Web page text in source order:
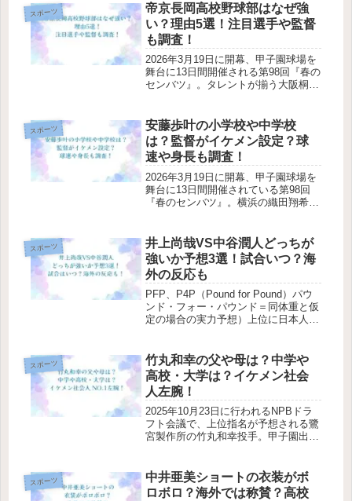
スポーツ
帝京長岡高校野球部はなぜ強
い？理由5選！注目選手や監督
も調査！
2026年3月19日に開幕、甲子園球場を
舞台に13日間開催される第98回『春の
センバツ』。タレントが揃う大阪桐
覇を目指す横浜など優勝候補がそろう
中、注目は北信越大会を制し...
スポーツ
安藤歩叶の小学校や中学校
は？監督がイケメン設定？球
速や身長も調査！
2026年3月19日に開幕、甲子園球場を
舞台に13日間開催されている第98回
『春のセンバツ』。横浜の織田翔希投
評判の高かった選手がつまづく中、注
目は名門・中京大中京の安藤...
スポーツ
井上尚哉VS中谷潤人どっちが
強いか予想3選！試合いつ？海
外の反応も
PFP、P4P（Pound for Pound）パウ
ンド・フォー・パウンド＝同体重と仮
定の場合の実力予想）上位に日本人ボ
っています。一人は、言わずと知れ
た"Monster ...
スポーツ
竹丸和幸の父や母は？中学や
高校・大学は？イケメン社会
人左腕！
2025年10月23日に行われるNPBドラ
フト会議で、上位指名が予想される鷺
宮製作所の竹丸和幸投手。甲子園出場
ですが、社会人になってから頭角を現
し、ドラフト候補として名前が...
スポーツ
中井亜美ショートの衣装がボ
ロボロ？海外では称賛？高校